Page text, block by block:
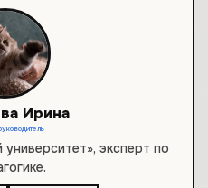
Ирина
эксперт по